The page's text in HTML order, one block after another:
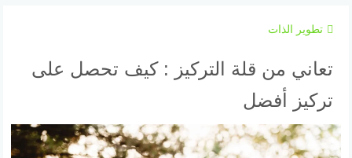
تطوير الذات
تعاني من قلة التركيز : كيف تحصل على
تركيز أفضل